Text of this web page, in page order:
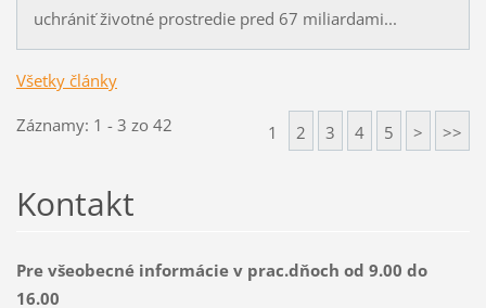
uchrániť životné prostredie pred 67 miliardami...
Všetky články
Záznamy: 1 - 3 zo 42 1 2 3 4 5 > >>
Kontakt
Pre všeobecné informácie v prac.dňoch od 9.00 do
16.00